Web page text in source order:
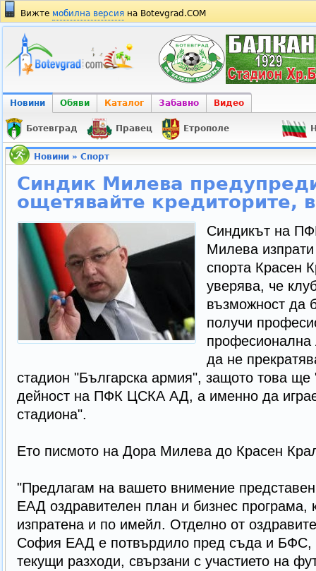
Вижте мобилна версия на Botevgrad.COM
Новини Обяви Каталог Забавно Видео
Ботевград Правец Етрополе
Новини» Спорт
Синдик Милева
ощетявайте кредиторите,
Синдикът на
Милева
спорта Красен
уверява, че
възможност да
получи
професионална
да не
стадион "Българска армия", защото това ще
дейност на ПФК ЦСКА АД, а именно да
стадиона".
Ето писмото на Дора Милева до Красен
"Предлагам на вашето внимение
ЕАД оздравителен план и бизнес програма,
изпратена и по имейл. Отделно от
София ЕАД е потвърдило пред съда и БФС,
текущи разходи, свързани с участието на